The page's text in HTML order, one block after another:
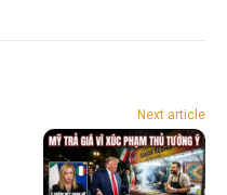
Next article